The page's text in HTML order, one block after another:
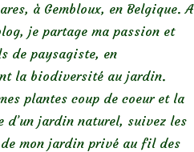
à Gembloux, en Belgique. A
je partage ma passion et
de paysagiste, en
la biodiversité au jardin.
plantes coup de coeur et la
d’un jardin naturel, suivez les
mon jardin privé au fil des